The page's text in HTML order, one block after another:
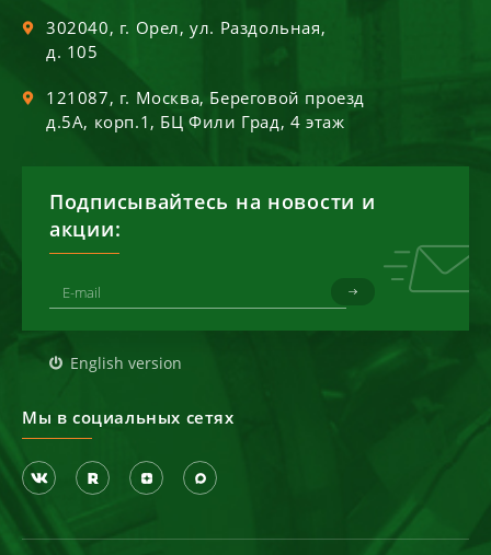
302040, г. Орел,ул. Раздольная,
д. 105
121087, г. Москва, Береговой проезд
д.5А, корп.1, БЦ Фили Град, 4 этаж
Подписывайтесь на новости и
акции:
English version
Мы в социальных сетях